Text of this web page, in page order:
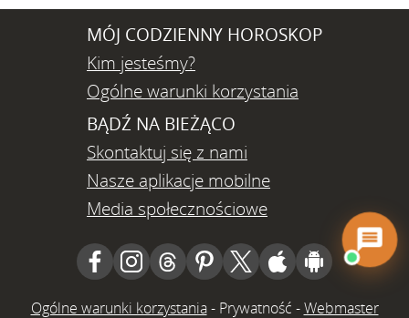
MÓJ CODZIENNY HOROSKOP
Kim jesteśmy?
Ogólne warunki korzystania
BĄDŹ NA BIEŻĄCO
Skontaktuj się z nami
Nasze aplikacje mobilne
Media społecznościowe
Ogólne warunki korzystania- Prywatność -Webmaster